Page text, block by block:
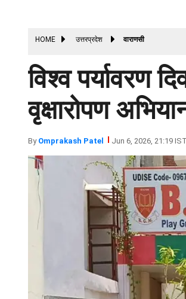
HOME उत्तरप्रदेश वाराणसी
विश्व पर्यावरण
वृक्षारोपण
By Omprakash Patel Jun 6, 2026, 21:19 IST